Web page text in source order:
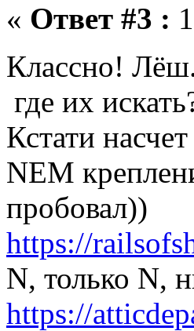
« Ответ #3 :
Классно!
где их
Кстати
NEM
пробовал))
https://
N, только N,
https://